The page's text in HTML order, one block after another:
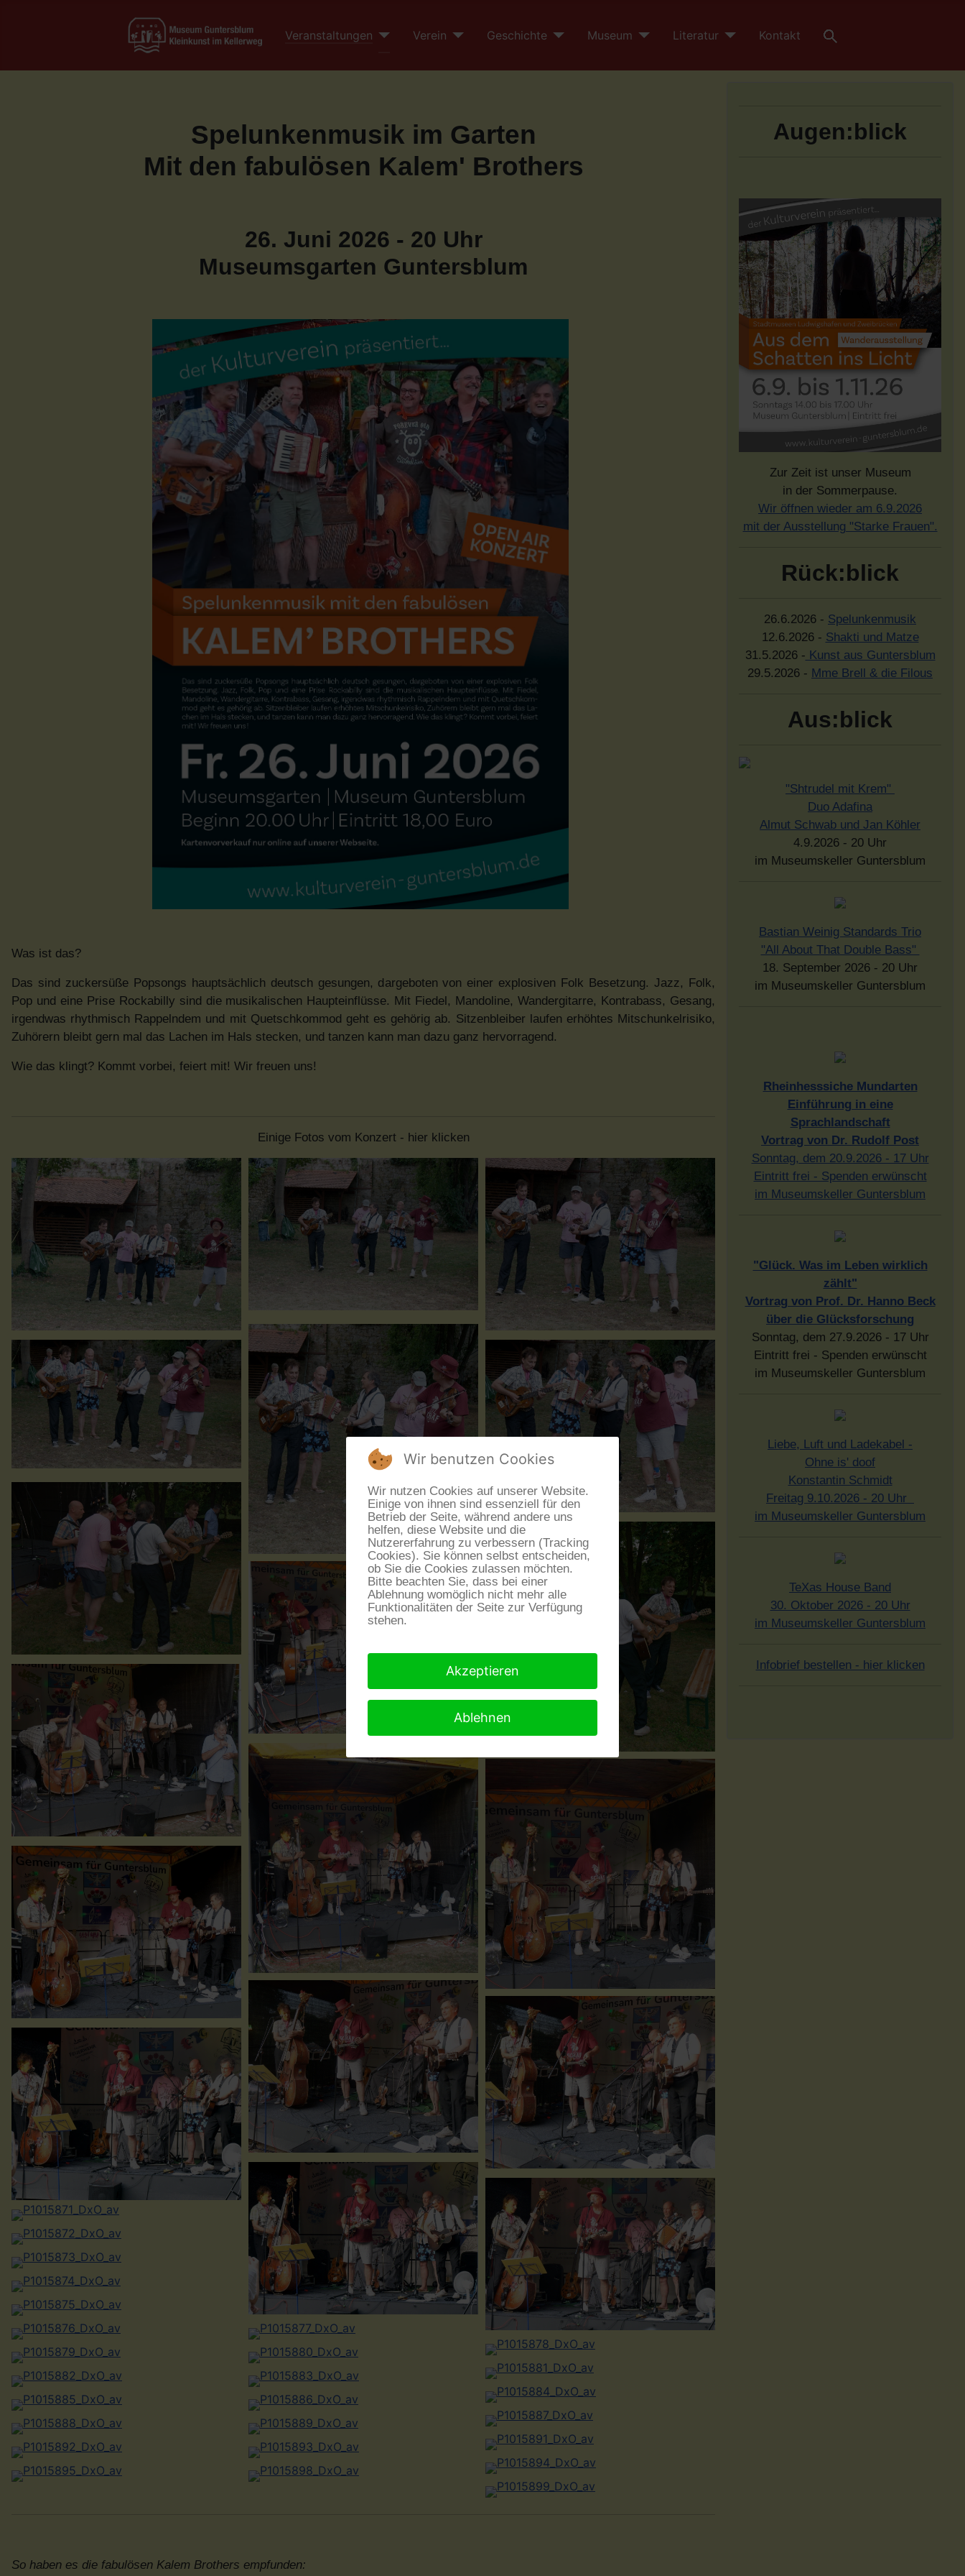
Veranstaltungen Verein Geschichte Museum Literatur Kontakt
Spelunkenmusik im Garten
Mit den fabulösen Kalem' Brothers
26. Juni 2026 - 20 Uhr
Museumsgarten Guntersblum
Was ist das?
Das sind zuckersüße Popsongs hauptsächlich deutsch gesungen, dargeboten von einer explosiven Folk Besetzung. Jazz, Folk,
Pop und eine Prise Rockabilly sind die musikalischen Haupteinflüsse. Mit Fiedel, Mandoline, Wandergitarre, Kontrabass, Gesang,
irgendwas rhythmisch Rappelndem und mit Quetschkommod geht es gehörig ab. Sitzenbleiber laufen erhöhtes Mitschunkelrisiko,
Zuhörern bleibt gern mal das Lachen im Hals stecken, und tanzen kann man dazu ganz hervorragend.
Wie das klingt? Kommt vorbei, feiert mit! Wir freuen uns!
Einige Fotos vom Konzert - hier klicken
So haben es die fabulösen Kalem Brothers empfunden:
Augen:blick
Zur Zeit ist unser Museum
in der Sommerpause.
Wir öffnen wieder am 6.9.2026
mit der Ausstellung "Starke Frauen".
Rück:blick
26.6.2026 - Spelunkenmusik
12.6.2026 - Shakti und Matze
31.5.2026 - Kunst aus Guntersblum
29.5.2026 - Mme Brell & die Filous
Aus:blick
"Shtrudel mit Krem"
Duo Adafina
Almut Schwab und Jan Köhler
4.9.2026 - 20 Uhr
im Museumskeller Guntersblum
Bastian Weinig Standards Trio
"All About That Double Bass"
18. September 2026 - 20 Uhr
im Museumskeller Guntersblum
Rheinhesssiche Mundarten
Einführung in eine
Sprachlandschaft
Vortrag von Dr. Rudolf Post
Sonntag, dem 20.9.2026 - 17 Uhr
Eintritt frei - Spenden erwünscht
im Museumskeller Guntersblum
"Glück. Was im Leben wirklich
zählt"
Vortrag von Prof. Dr. Hanno Beck
über die Glücksforschung
Sonntag, dem 27.9.2026 - 17 Uhr
Eintritt frei - Spenden erwünscht
im Museumskeller Guntersblum
Liebe, Luft und Ladekabel -
Ohne is' doof
Konstantin Schmidt
Freitag 9.10.2026 - 20 Uhr
im Museumskeller Guntersblum
TeXas House Band
30. Oktober 2026 - 20 Uhr
im Museumskeller Guntersblum
Infobrief bestellen - hier klicken
Wir benutzen Cookies
Wir nutzen Cookies auf unserer Website.
Einige von ihnen sind essenziell für den
Betrieb der Seite, während andere uns
helfen, diese Website und die
Nutzererfahrung zu verbessern (Tracking
Cookies). Sie können selbst entscheiden,
ob Sie die Cookies zulassen möchten.
Bitte beachten Sie, dass bei einer
Ablehnung womöglich nicht mehr alle
Funktionalitäten der Seite zur Verfügung
stehen.
Akzeptieren
Ablehnen